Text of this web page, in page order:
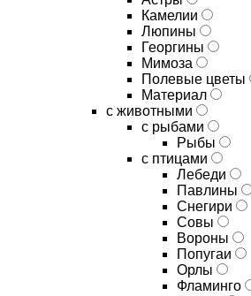
Камелии
Люпины
Георгины
Мимоза
Полевые цветы
Материал
с животными
с рыбами
Рыбы
с птицами
Лебеди
Павлины
Снегири
Совы
Вороны
Попугаи
Орлы
Фламинго